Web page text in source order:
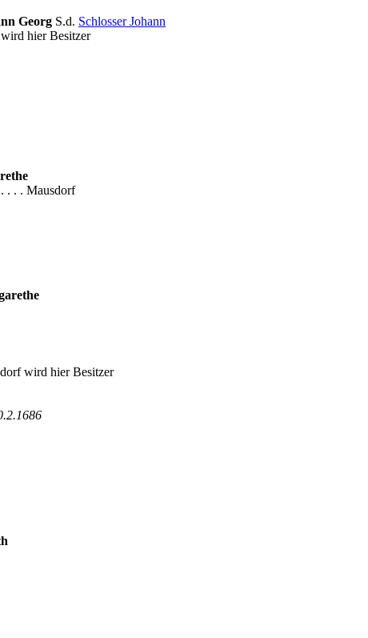
Georg S.d. Schlosser Johann
hier Besitzer
. . . Mausdorf
wird hier Besitzer